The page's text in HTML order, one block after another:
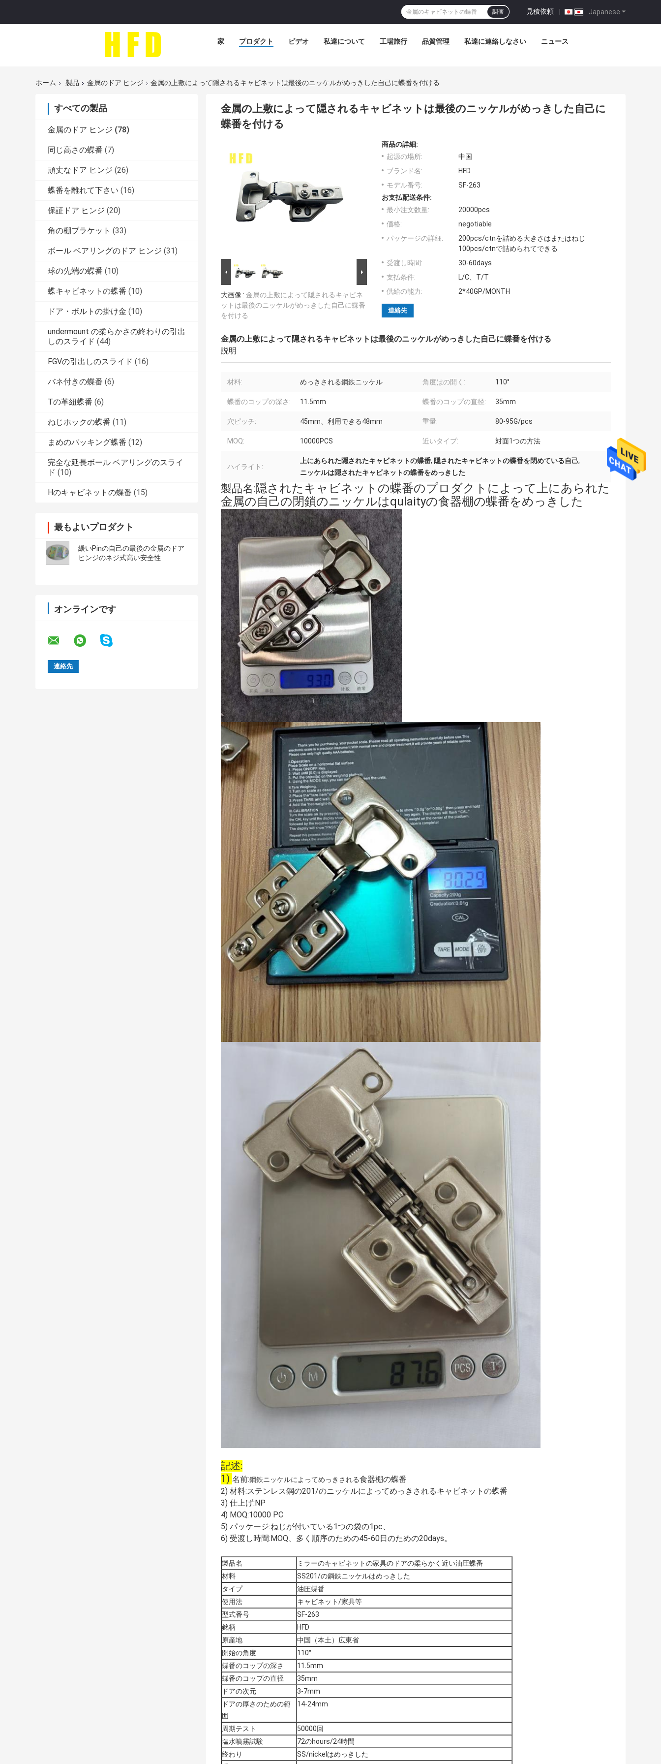
Japanese
見積依頼 |
調査
家 プロダクト ビデオ 私達について 工場旅行 品質管理 私達に連絡しなさい ニュース
ホーム 製品 金属のドア ヒンジ 金属の上敷によって隠されるキャビネットは最後のニッケルがめっきした自己に蝶番を付ける
すべての製品
金属のドア ヒンジ (78)
同じ高さの蝶番 (7)
頑丈なドア ヒンジ (26)
蝶番を離れて下さい (16)
保証ドア ヒンジ (20)
角の棚ブラケット (33)
ボール ベアリングのドア ヒンジ (31)
球の先端の蝶番 (10)
蝶キャビネットの蝶番 (10)
ドア・ボルトの掛け金 (10)
undermount の柔らかさの終わりの引出
しのスライド (44)
FGVの引出しのスライド (16)
バネ付きの蝶番 (6)
Tの革紐蝶番 (6)
ねじホックの蝶番 (11)
まめのパッキング蝶番 (12)
完全な延長ボール ベアリングのスライ
ド (10)
Hのキャビネットの蝶番 (15)
最もよいプロダクト
緩いPinの自己の最後の金属のドア
ヒンジのネジ式高い安全性
オンラインです
金属の上敷によって隠されるキャビネットは最後のニッケルがめっきした自己に
蝶番を付ける
大画像 : 金属の上敷によって隠されるキャビネ
ットは最後のニッケルがめっきした自己に蝶番
を付ける
商品の詳細:
起源の場所:
中国
ブランド名:
HFD
モデル番号:
SF-263
お支払配送条件:
最小注文数量:
20000pcs
価格:
negotiable
パッケージの詳細:
200pcs/ctnを詰める大きさはまたはねじ
100pcs/ctnで詰められてできる
受渡し時間:
30-60days
支払条件:
L/C、T/T
供給の能力:
2*40GP/MONTH
連絡先
金属の上敷によって隠されるキャビネットは最後のニッケルがめっきした自己に蝶番を付ける
説明
材料: めっきされる鋼鉄ニッケル 角度はの開く: 110°
蝶番のコップの深さ: 11.5mm 蝶番のコップの直径: 35mm
穴ピッチ: 45mm、利用できる48mm 重量: 80-95G/pcs
MOQ: 10000PCS 近いタイプ: 対面1つの方法
ハイライト:
上にあられた隠されたキャビネットの蝶番, 隠されたキャビネットの蝶番を閉めている自己,
ニッケルは隠されたキャビネットの蝶番をめっきした
製品名:隠されたキャビネットの蝶番のプロダクトによって上にあられた
金属の自己の閉鎖のニッケルはqulaityの食器棚の蝶番をめっきした
記述:
1) 名前:鋼鉄ニッケルによってめっきされる食器棚の蝶番
2) 材料:ステンレス鋼の201/のニッケルによってめっきされるキャビネットの蝶番
3) 仕上げ:NP
4) MOQ:10000 PC
5) パッケージ:ねじが付いている1つの袋の1pc、
6) 受渡し時間:MOQ、多く順序のための45-60日のための20days。
製品名
ミラーのキャビネットの家具のドアの柔らかく近い油圧蝶番
材料
SS201/の鋼鉄ニッケルはめっきした
タイプ
油圧蝶番
使用法
キャビネット/家具等
型式番号
SF-263
銘柄
HFD
原産地
中国（本土）広東省
開始の角度
110°
蝶番のコップの深さ
11.5mm
蝶番のコップの直径
35mm
ドアの次元
3-7mm
ドアの厚さのための範
囲
14-24mm
周期テスト
50000回
塩水噴霧試験
72のhours/24時間
終わり
SS/nickelはめっきした